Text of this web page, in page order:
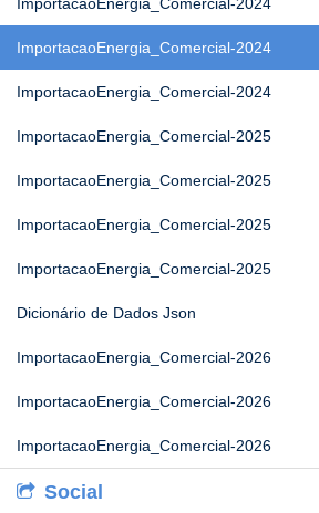
ImportacaoEnergia_Comercial-2024
ImportacaoEnergia_Comercial-2024
ImportacaoEnergia_Comercial-2025
ImportacaoEnergia_Comercial-2025
ImportacaoEnergia_Comercial-2025
ImportacaoEnergia_Comercial-2025
Dicionário de Dados Json
ImportacaoEnergia_Comercial-2026
ImportacaoEnergia_Comercial-2026
ImportacaoEnergia_Comercial-2026
Social